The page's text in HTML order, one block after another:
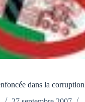
dans la corruption